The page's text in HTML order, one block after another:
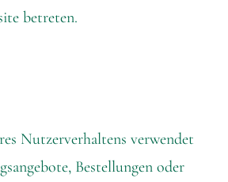
betreten.
Nutzerverhaltens verwendet
Bestellungen oder